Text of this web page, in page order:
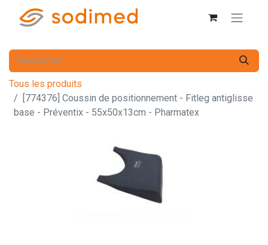
Tous les produits
[774376] Coussin de positionnement - Fitleg antiglisse
base - Préventix - 55x50x13cm - Pharmatex